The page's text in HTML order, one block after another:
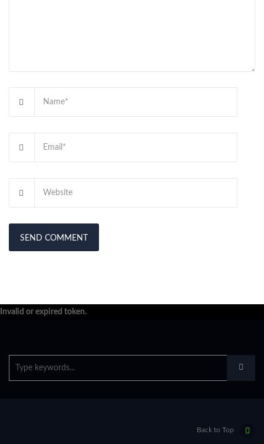
Invalid or expired token.
Back to Top